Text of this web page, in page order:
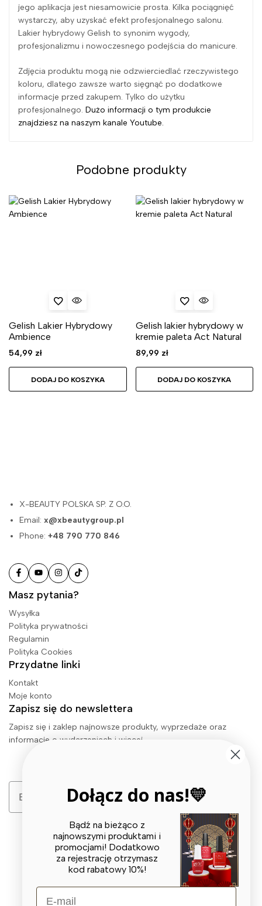
jego aplikacja jest niesamowicie prosta. Kilka pociągnięć
wystarczy, aby uzyskać efekt profesjonalnego salonu.
Lakier hybrydowy Gelish to synonim wygody,
profesjonalizmu i nowoczesnego podejścia do manicure.
Zdjęcia produktu mogą nie odzwierciedlać rzeczywistego
koloru, dlatego zawsze warto sięgnąć po dodatkowe
informacje przed zakupem. Tylko do użytku
profesjonalnego. Dużo informacji o tym produkcie
znajdziesz na naszym kanale Youtube.
Podobne produkty
Gelish Lakier Hybrydowy
Ambience
54,99 zł
DODAJ DO KOSZYKA
Gelish lakier hybrydowy w
kremie paleta Act Natural
89,99 zł
DODAJ DO KOSZYKA
X-BEAUTY POLSKA SP. Z O.O.
Email:x@xbeautygroup.pl
Phone:+48 790 770 846
Masz pytania?
Wysyłka
Polityka prywatności
Regulamin
Polityka Cookies
Przydatne linki
Kontakt
Moje konto
Zapisz się do newslettera
Zapisz się i zaklep najnowsze produkty, wyprzedaże oraz
informacje o wydarzeniach i więcej.
Email
Zapisz się
© 2026 X BEAUTY GROUP. All Rights Reserved
Dołącz do nas!💛
Bądź na bieżąco z
najnowszymi produktami i
promocjami! Dodatkowo
za rejestrację otrzymasz
kod rabatowy 10%!
E-mail